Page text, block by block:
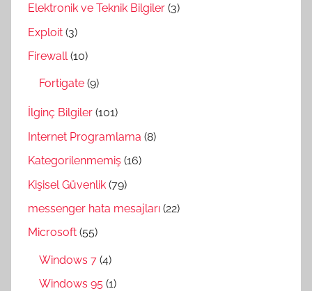
Elektronik ve Teknik Bilgiler (3)
Exploit (3)
Firewall(10)
Fortigate (9)
İlginç Bilgiler (101)
Internet Programlama (8)
Kategorilenmemiş (16)
Kişisel Güvenlik (79)
messenger hata mesajları (22)
Microsoft (55)
Windows 7 (4)
Windows 95 (1)